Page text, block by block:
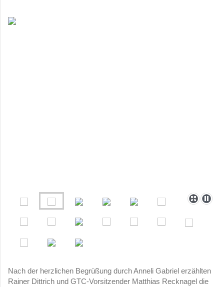
Nach der herzlichen Begrüßung durch Anneli Gabriel erzählten
Rainer Dittrich und GTC-Vorsitzender Matthias Recknagel die